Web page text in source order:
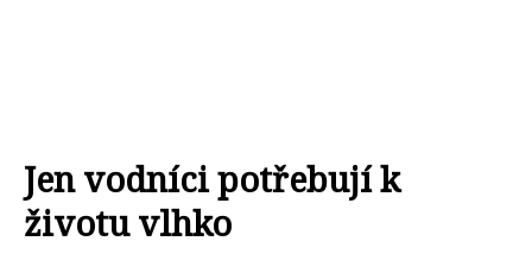
Jen vodníci potřebují k
životu vlhko